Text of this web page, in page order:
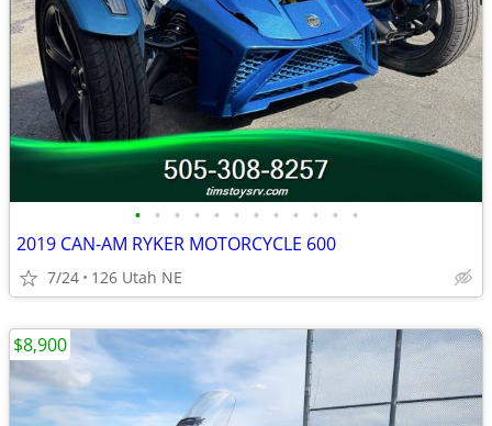
• • • • • • • • • • • •
2019 CAN-AM RYKER MOTORCYCLE 600
7/24 126 Utah NE
$8,900